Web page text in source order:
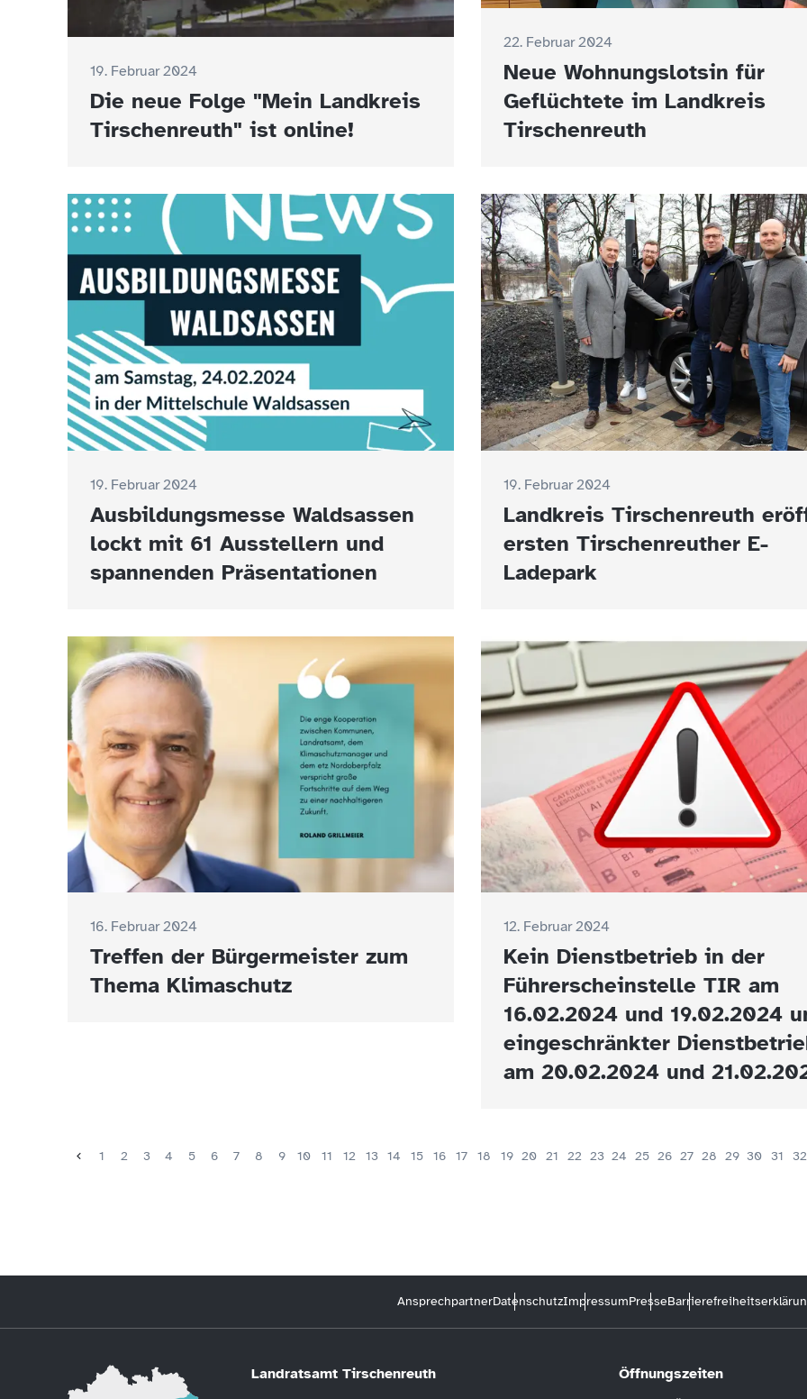
22. Februar 2024
Neue Wohnungslotsin für
Geflüchtete im Landkreis
Tirschenreuth
19. Februar 2024
Die neue Folge "Mein Landkreis
Tirschenreuth" ist online!
19. Februar 2024
Ausbildungsmesse Waldsassen
lockt mit 61 Ausstellern und
spannenden Präsentationen
19. Februar 2024
Landkreis Tirschenreuth
ersten Tirschenreuther E-
Ladepark
16. Februar 2024
Treffen der Bürgermeister zum
Thema Klimaschutz
12. Februar 2024
Kein Dienstbetrieb in der
Führerscheinstelle TIR am
16.02.2024 und 19.02.2024
eingeschränkter
am 20.02.2024 und
1 2 3 4 5 6 7 8 9 10 11 12 13 14 15 16 17 18 19 20 21 22 23 24 25 26 27 28 29 30 31 32
AnsprechpartnerDatenschutzImpressumPresse
Landratsamt Tirschenreuth Öffnungszeiten